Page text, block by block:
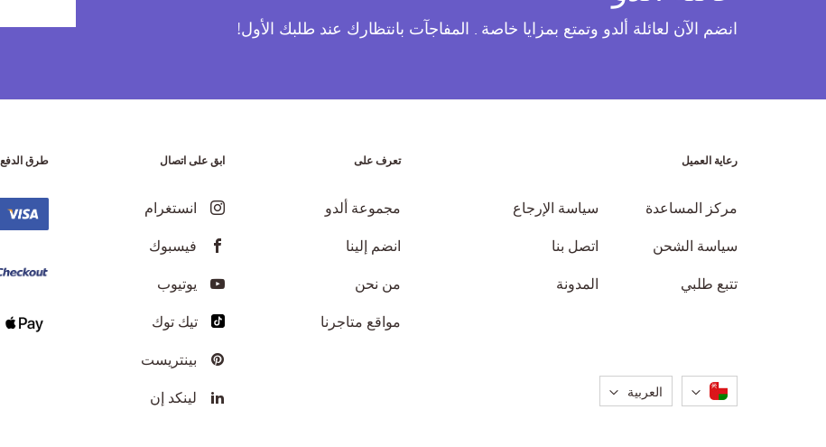
انضم الآن لعائلة ألدو وتمتع بمزايا خاصة . المفاجآت بانتظارك عند طلبك الأول!
رعاية العميل
مركز المساعدة
سياسة الإرجاع
سياسة الشحن
اتصل بنا
تتبع طلبي
المدونة
تعرف على
مجموعة ألدو
انضم إلينا
من نحن
مواقع متاجرنا
ابق على اتصال
انستغرام
فيسبوك
يوتيوب
تيك توك
بينتريست
لينكد إن
طرق الدفع
لغة
العربية